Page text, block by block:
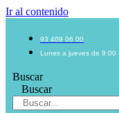
Ir al contenido
93 409 06 00
Lunes a jueves de 9:00
Buscar
Buscar